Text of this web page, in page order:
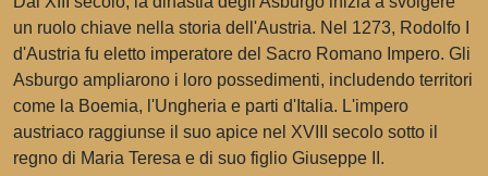
un ruolo chiave nella storia dell'Austria. Nel 1273, Rodolfo I
d'Austria fu eletto imperatore del Sacro Romano Impero. Gli
Asburgo ampliarono i loro possedimenti, includendo territori
come la Boemia, l'Ungheria e parti d'Italia. L'impero
austriaco raggiunse il suo apice nel XVIII secolo sotto il
regno di Maria Teresa e di suo figlio Giuseppe II.